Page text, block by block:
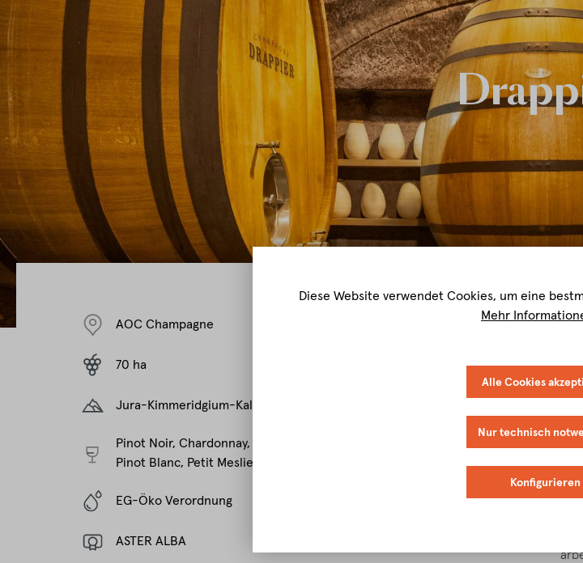
AOC Champagne
70 ha
Jura-Kimmeridgium-Kalkstein
Pinot Noir, Chardonnay, Pinot Meunier,
Pinot Blanc, Petit Meslier, Arbanne
EG-Öko Verordnung
ASTER ALBA
Die
Diese Website verwendet Cookies, um eine
Mehr
Alle Cookies
Nur technisch
Konfigurieren